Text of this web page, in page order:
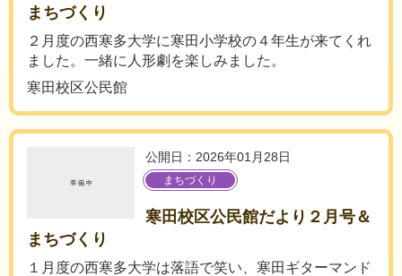
まちづくり
２月度の西寒多大学に寒田小学校の４年生が来てくれ
ました。一緒に人形劇を楽しみました。
寒田校区公民館
公開日：2026年01月28日
まちづくり
寒田校区公民館だより２月号＆
まちづくり
１月度の西寒多大学は落語で笑い、寒田ギターマンド